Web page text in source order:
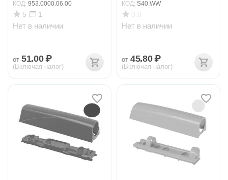
КОД: 953.0000.06.00
5 1
Нет в наличии
от 51.00 ₽
(Включая налог)
КОД: S40.WW
Нет в наличии
от 45.80 ₽
(Включая налог)